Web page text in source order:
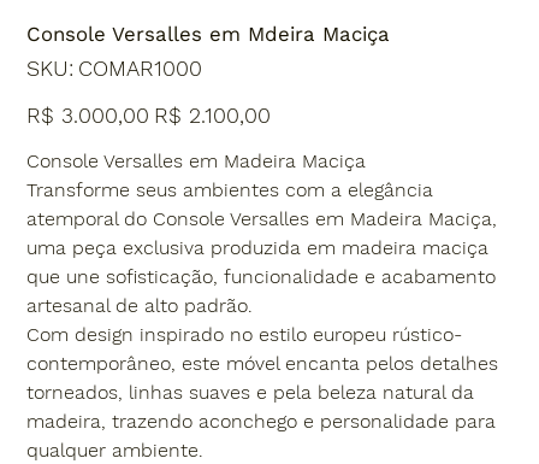
Console Versalles em Mdeira Maciça
SKU:
SKU
COMAR1000
COMAR1000
Preço
original
R$ 3.000,00 Preço
promocional
R$ 2.100,00
Console Versalles em Madeira Maciça
Transforme seus ambientes com a elegância
atemporal do Console Versalles em Madeira Maciça,
uma peça exclusiva produzida em madeira maciça
que une sofisticação, funcionalidade e acabamento
artesanal de alto padrão.
Com design inspirado no estilo europeu rústico-
contemporâneo, este móvel encanta pelos detalhes
torneados, linhas suaves e pela beleza natural da
madeira, trazendo aconchego e personalidade para
qualquer ambiente.